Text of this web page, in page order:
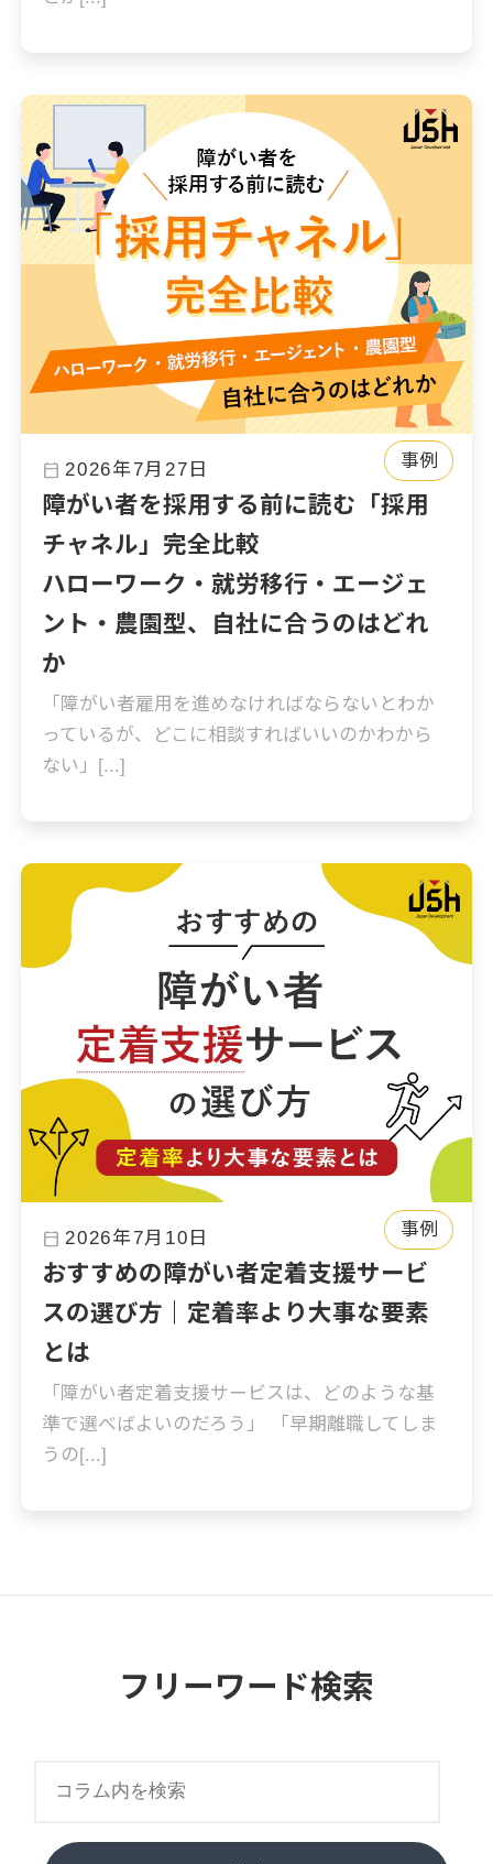
calendar_today 2026年7月27日
障がい者を採用する前に読む「採用
チャネル」完全比較
ハローワーク・就労移行・エージェ
ント・農園型、自社に合うのはどれ
か
「障がい者雇用を進めなければならないとわか
っているが、どこに相談すればいいのかわから
ない」[...]
事例
calendar_today 2026年7月10日
おすすめの障がい者定着支援サービ
スの選び方｜定着率より大事な要素
とは
「障がい者定着支援サービスは、どのような基
準で選べばよいのだろう」 「早期離職してしま
うの[...]
事例
フリーワード検索